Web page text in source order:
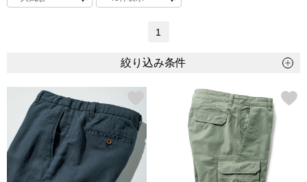
アクセサリー
ン雑貨
ポロシャツ
シャツ
1
絞り込み条件